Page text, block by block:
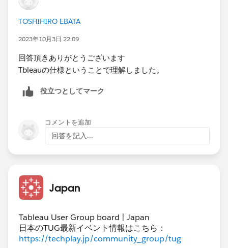
同一項目であれば上記のように
原則、項目名+(テーブル名）が付与された状態で表示さ
れます。
B,Cテーブルにはテーブル名が付与されている。
発生した事象ですが、データソース作成時にテーブルを
選択する順番によって項目名+(テーブル名）が付与され
Aテーブル
KEY(Aテーブル)
項目A(Aテーブル)
項目C
Bテーブル
項目A
項目D
項目E
TOSHIHIRO EBATA
2023年10月3日 22:09
回答頂きありがとうございます
Tbleauの仕様ということで理解しました。
役立つとしてマーク
コメントを追加
回答を記入...
Japan
Tableau User Group board | Japan
日本のTUG最新イベント情報はこちら：
https://techplay.jp/community_group/tug